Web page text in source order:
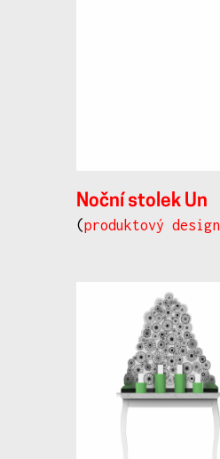
Noční stolek Un
(produktový design